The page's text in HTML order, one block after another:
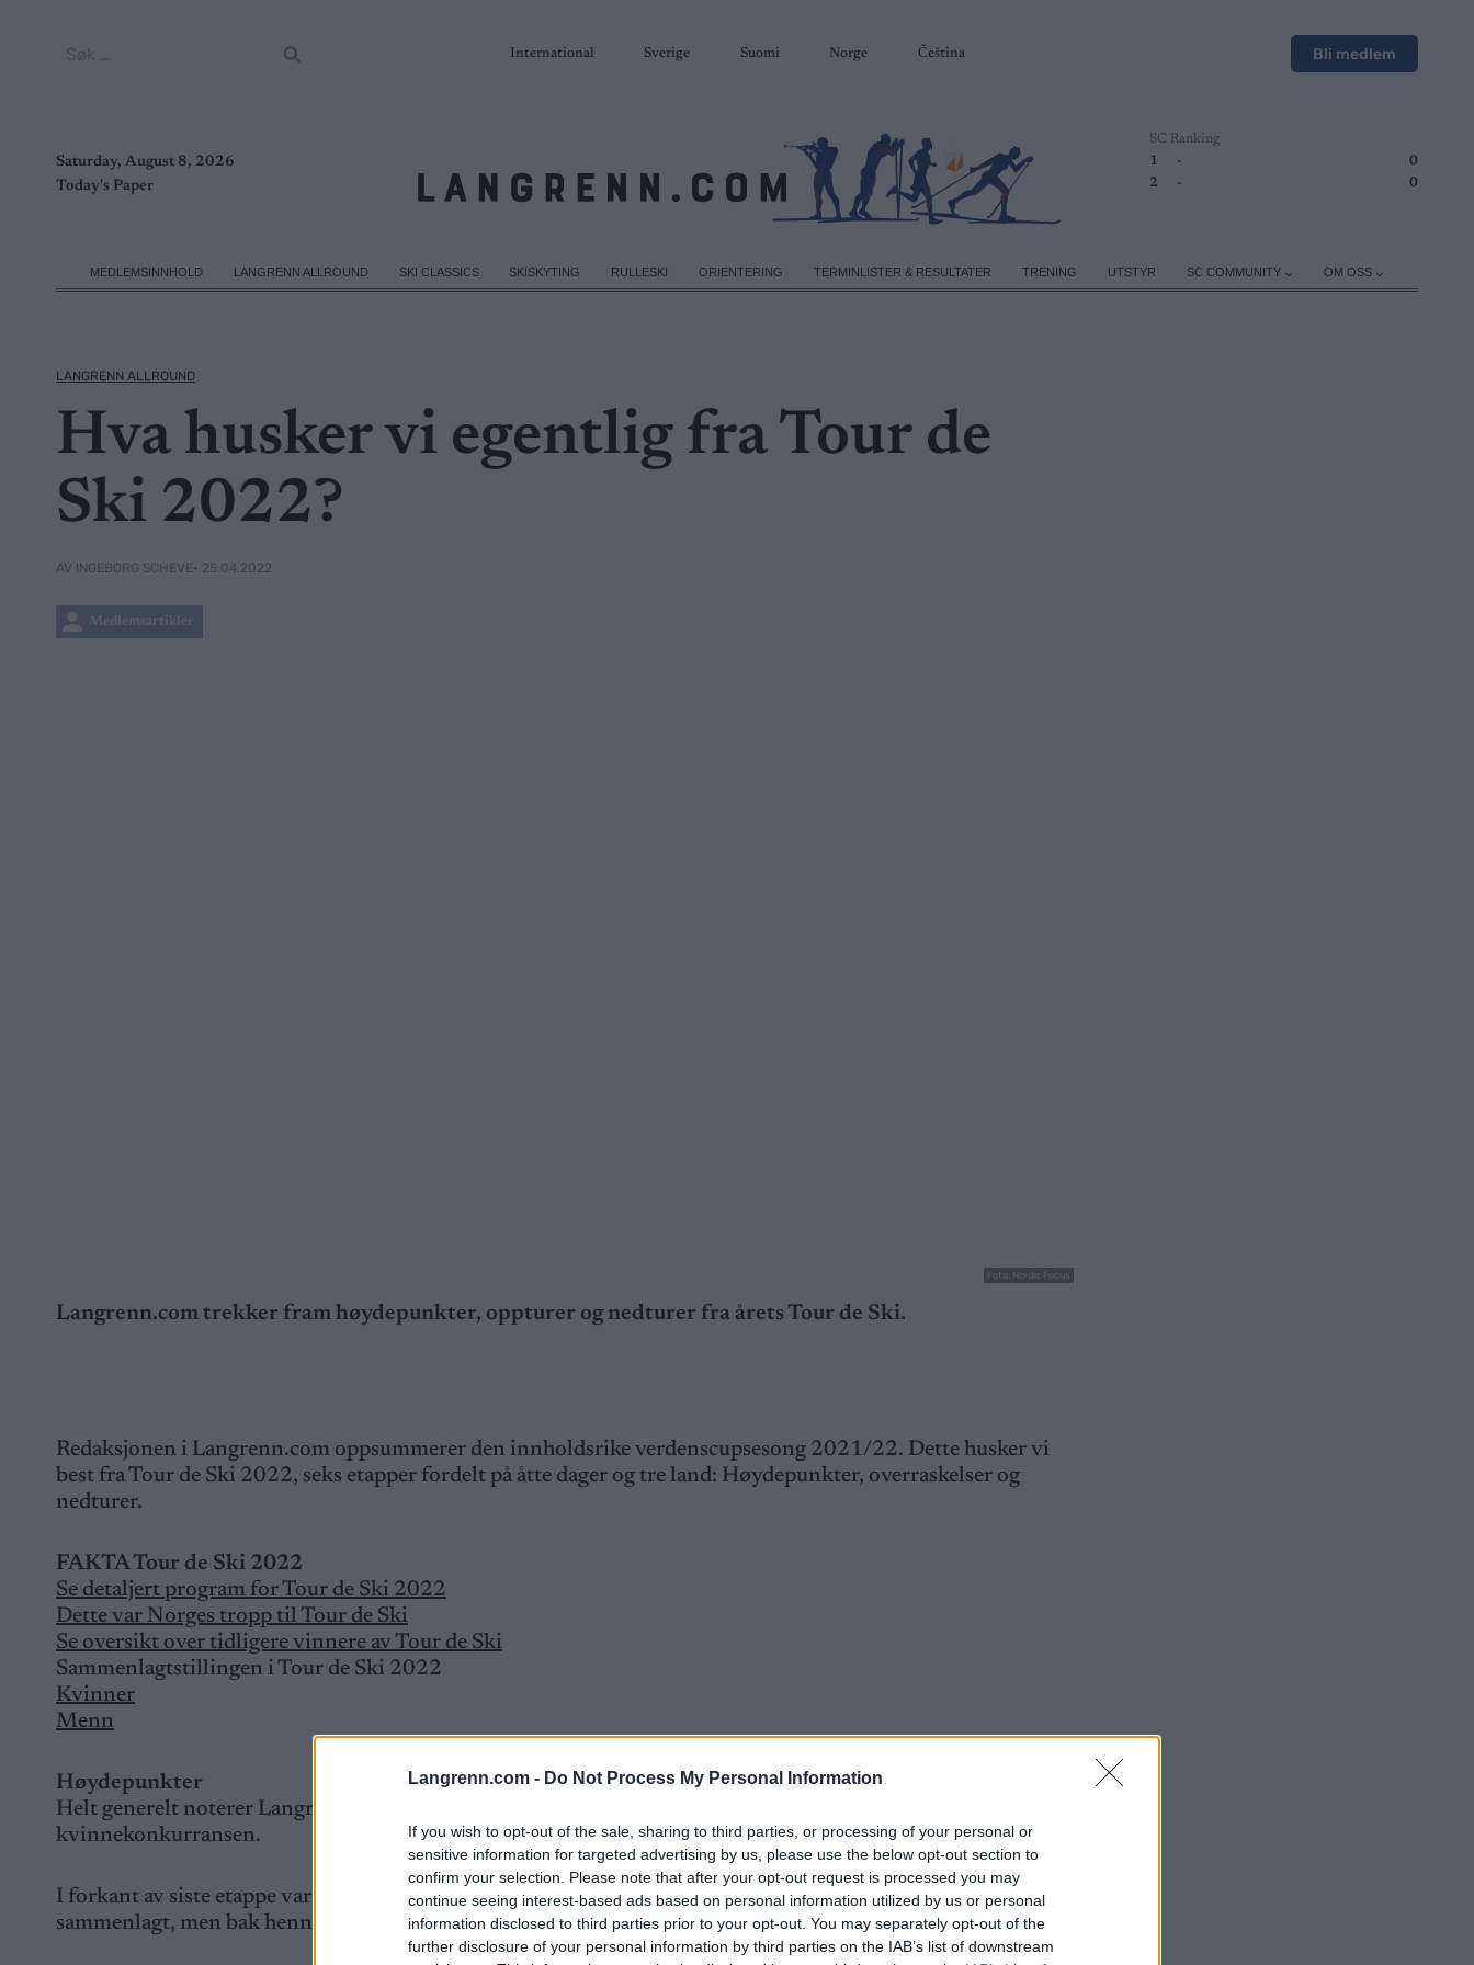
Langrenn.com - Do Not Process My Personal Information
If you wish to opt-out of the sale, sharing to third parties, or processing of your personal or
sensitive information for targeted advertising by us, please use the below opt-out section to
confirm your selection. Please note that after your opt-out request is processed you may
continue seeing interest-based ads based on personal information utilized by us or personal
information disclosed to third parties prior to your opt-out. You may separately opt-out of the
further disclosure of your personal information by third parties on the IAB’s list of downstream
International Sverige Suomi Norge Čeština Bli medlem
Saturday, August 8, 2026
Today's Paper
SC Ranking
1
-
0
2
- 0
MEDLEMSINNHOLD LANGRENN ALLROUND SKI CLASSICS SKISKYTING RULLESKI ORIENTERING TERMINLISTER & RESULTATER TRENING UTSTYR SC COMMUNITY OM OSS
LANGRENN ALLROUND
Hva husker vi egentlig fra Tour de
Ski 2022?
AV INGEBORG SCHEVE• 25.04.2022
Medlemsartikler
Foto: Nordic Focus
Langrenn.com trekker fram høydepunkter, oppturer og nedturer fra årets Tour de Ski.
Redaksjonen i Langrenn.com oppsummerer den innholdsrike verdenscupsesong 2021/22. Dette husker vi
best fra Tour de Ski 2022, seks etapper fordelt på åtte dager og tre land: Høydepunkter, overraskelser og
nedturer.
FAKTA Tour de Ski 2022
Se detaljert program for Tour de Ski 2022
Dette var Norges tropp til Tour de Ski
Se oversikt over tidligere vinnere av Tour de Ski
Sammenlagtstillingen i Tour de Ski 2022
Kvinner
Menn
Høydepunkter
Helt generelt noterer Langrenn.com med glede at det var mange utøvere med i kampen i
kvinnekonkurransen.
I forkant av siste etappe var det riktignok klart at Natalia Nepryaeva høyst sannsynlig ville vinne
sammenlagt, men bak henne var det åtte løpere fra sju ulike nasjoner innenfor ett minutt.